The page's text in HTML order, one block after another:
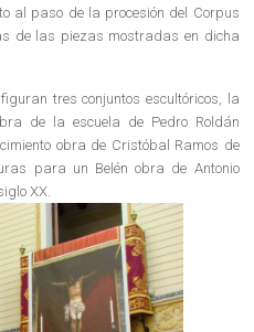
al paso de la procesión del Corpus
de las piezas mostradas en dicha
tres conjuntos escultóricos, la
de la escuela de Pedro Roldán
obra de Cristóbal Ramos de
para un Belén obra de Antonio
XX.